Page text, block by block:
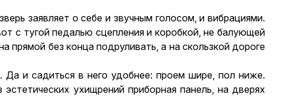
заявляет о себе и звучным голосом, и вибрациями.
с тугой педалью сцепления и коробкой, не балующей
прямой без конца подруливать, а на скользкой дороге
Да и садиться в него удобнее: проем шире, пол ниже.
ухищрений приборная панель, на дверях